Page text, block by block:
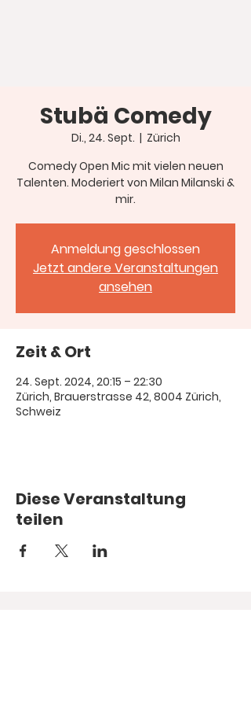
Stubä Comedy
Di., 24. Sept.
  |
Zürich
Comedy Open Mic mit vielen neuen
Talenten. Moderiert von Milan Milanski &
mir.
Anmeldung geschlossen
Jetzt andere Veranstaltungen
ansehen
Zeit & Ort
24. Sept. 2024, 20:15 – 22:30
Zürich, Brauerstrasse 42, 8004 Zürich,
Schweiz
Diese Veranstaltung
teilen